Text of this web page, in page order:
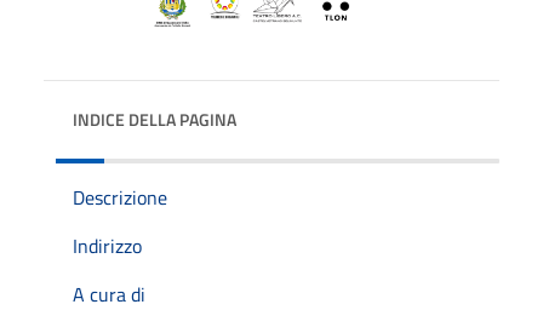
INDICE DELLA PAGINA
Descrizione
Indirizzo
A cura di